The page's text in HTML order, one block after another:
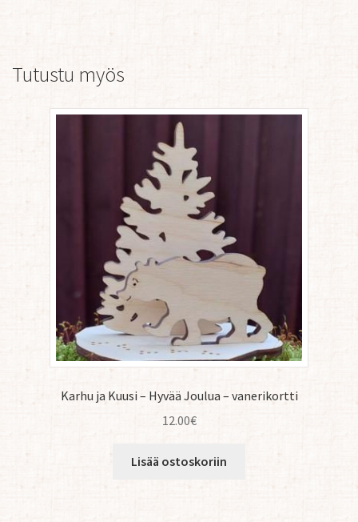
Tutustu myös
Karhu ja Kuusi – Hyvää Joulua – vanerikortti
12.00€
Lisää ostoskoriin